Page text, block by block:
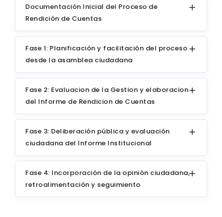
Documentación Inicial del Proceso de
Rendición de Cuentas
Fase 1: Planificación y facilitación del proceso
desde la asamblea ciudadana
Fase 2: Evaluacion de la Gestion y elaboracion
del Informe de Rendicion de Cuentas
Fase 3: Deliberación pública y evaluación
ciudadana del Informe Institucional
Fase 4: Incorporación de la opinión ciudadana,
retroalimentación y seguimiento